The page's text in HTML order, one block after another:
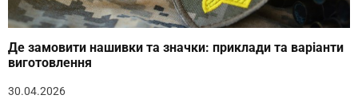
Де замовити нашивки та значки: приклади та варіанти
виготовлення
30.04.2026